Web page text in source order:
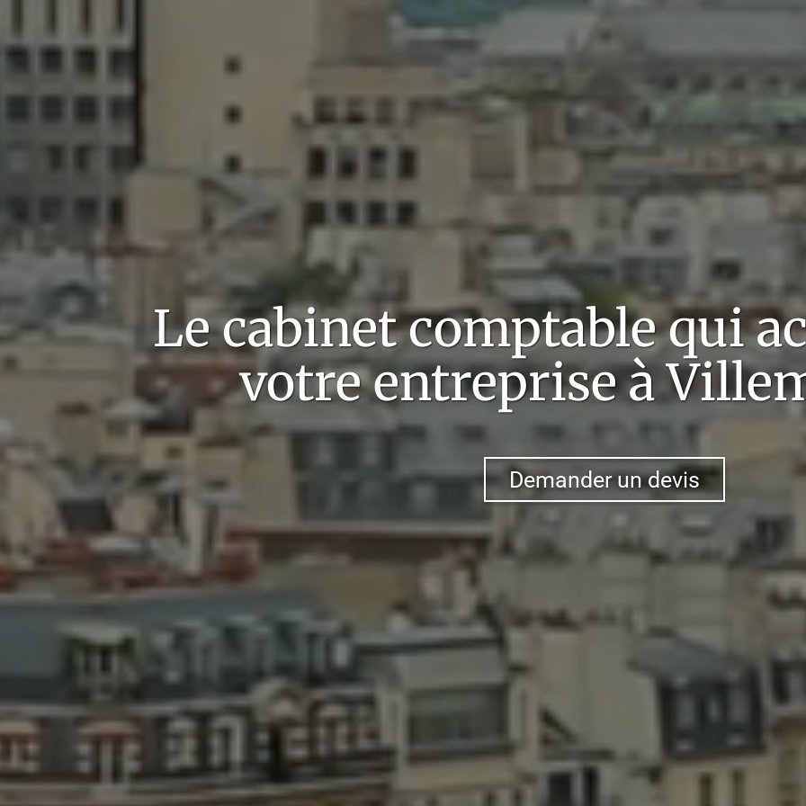
Le cabinet comptable qui
votre entreprise à
Demander un devis